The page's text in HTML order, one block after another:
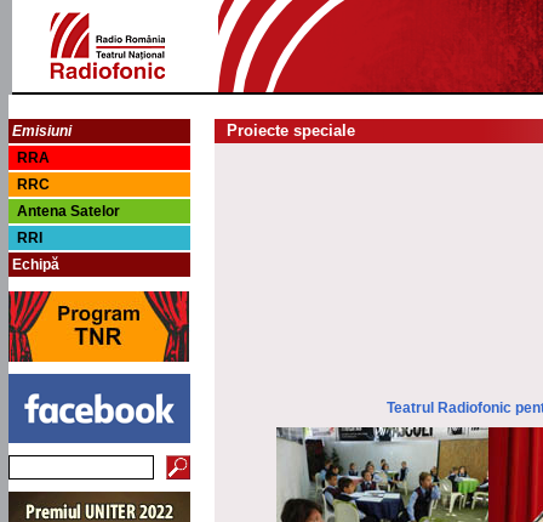
Emisiuni
RRA
RRC
Antena Satelor
RRI
Echipă
Proiecte speciale
Teatrul Radiofonic